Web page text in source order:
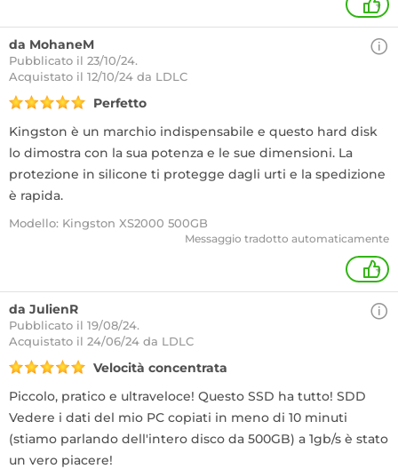
+
da MohaneM
Pubblicato il 23/10/24.
Acquistato il 12/10/24 da LDLC
Perfetto
Kingston è un marchio indispensabile e questo hard disk
lo dimostra con la sua potenza e le sue dimensioni. La
protezione in silicone ti protegge dagli urti e la spedizione
è rapida.
Modello: Kingston XS2000 500GB
Messaggio tradotto automaticamente
+
da JulienR
Pubblicato il 19/08/24.
Acquistato il 24/06/24 da LDLC
Velocità concentrata
Piccolo, pratico e ultraveloce! Questo SSD ha tutto! SDD
Vedere i dati del mio PC copiati in meno di 10 minuti
(stiamo parlando dell'intero disco da 500GB) a 1gb/s è stato
un vero piacere!